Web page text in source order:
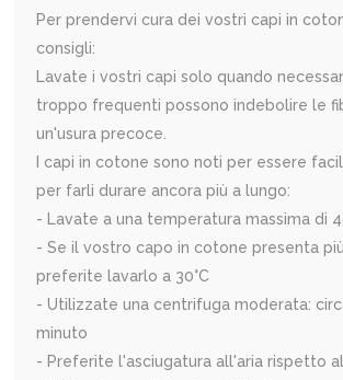
Per prendervi cura dei vostri capi in
consigli:
Lavate i vostri capi solo quando
troppo frequenti possono indebolire le
un'usura precoce.
I capi in cotone sono noti per essere
per farli durare ancora più a lungo:
- Lavate a una temperatura massima di
- Se il vostro capo in cotone presenta
preferite lavarlo a 30°C
- Utilizzate una centrifuga moderata:
minuto
- Preferite l'asciugatura all'aria rispetto